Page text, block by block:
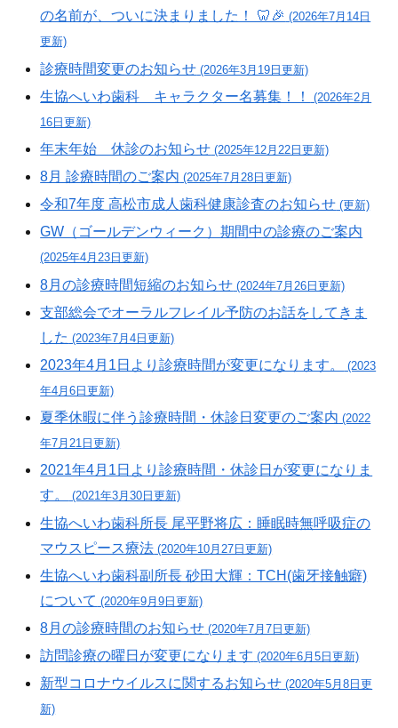
の名前が、ついに決まりました！ 🦷🎉 (2026年7月14日
更新)
診療時間変更のお知らせ (2026年3月19日更新)
生協へいわ歯科 キャラクター名募集！！
(2026年2月
16日更新)
年末年始 休診のお知らせ (2025年12月22日更新)
8月 診療時間のご案内 (2025年7月28日更新)
令和7年度 高松市成人歯科健康診査のお知らせ (更新)
GW（ゴールデンウィーク）期間中の診療のご案内
(2025年4月23日更新)
8月の診療時間短縮のお知らせ (2024年7月26日更新)
支部総会でオーラルフレイル予防のお話をしてきま
した (2023年7月4日更新)
2023年4月1日より診療時間が変更になります。
(2023
年4月6日更新)
夏季休暇に伴う診療時間・休診日変更のご案内 (2022
年7月21日更新)
2021年4月1日より診療時間・休診日が変更になりま
す。
(2021年3月30日更新)
生協へいわ歯科所長 尾平野将広：睡眠時無呼吸症の
マウスピース療法 (2020年10月27日更新)
生協へいわ歯科副所長 砂田大輝：TCH(歯牙接触癖)
について (2020年9月9日更新)
8月の診療時間のお知らせ (2020年7月7日更新)
訪問診療の曜日が変更になります (2020年6月5日更新)
新型コロナウイルスに関するお知らせ (2020年5月8日更
新)